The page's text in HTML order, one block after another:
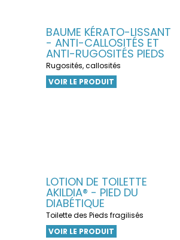
BAUME KÉRATO-LISSANT
- ANTI-CALLOSITÉS ET
ANTI-RUGOSITÉS PIEDS
Rugosités, callosités
VOIR LE PRODUIT
LOTION DE TOILETTE
AKILDIA® - PIED DU
DIABÉTIQUE
Toilette des Pieds fragilisés
VOIR LE PRODUIT